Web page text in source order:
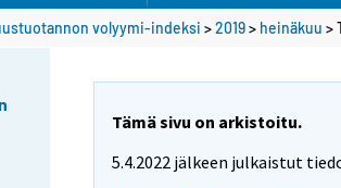
volyymi-indeksi >2019> heinäkuu >
Tämä sivu on arkistoitu.
5.4.2022 jälkeen julkaistut